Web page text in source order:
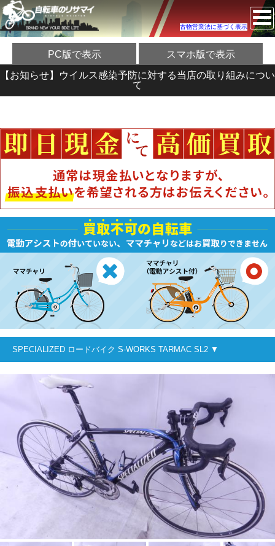
古物営業法に基づく表示
PC版で表示 スマホ版で表示
【お知らせ】ウイルス感染予防に対する当店の取り組みについ
て
SPECIALIZED ロードバイク S-WORKS TARMAC SL2 ▼